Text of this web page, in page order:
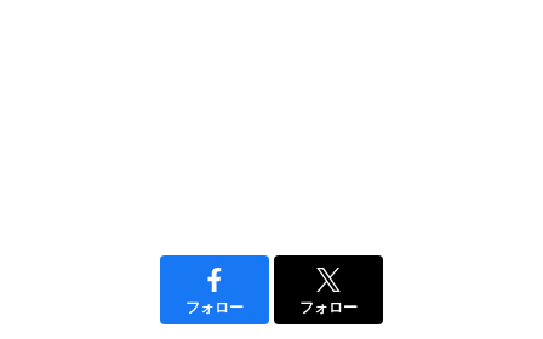
フォロー フォロー